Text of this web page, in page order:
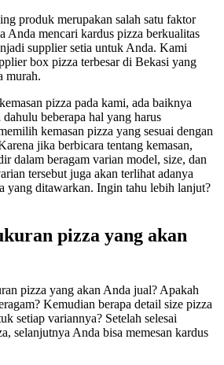
produk merupakan salah satu faktor
Anda mencari kardus pizza berkualitas
supplier setia untuk Anda. Kami
box pizza terbesar di Bekasi yang
murah.
pizza pada kami, ada baiknya
beberapa hal yang harus
kemasan pizza yang sesuai dengan
jika berbicara tentang kemasan,
dalam beragam varian model, size, dan
tersebut juga akan terlihat adanya
yang ditawarkan. Ingin tahu lebih lanjut?
pizza yang akan
pizza yang akan Anda jual? Apakah
Kemudian berapa detail size pizza
setiap variannya? Setelah selesai
selanjutnya Anda bisa memesan kardus